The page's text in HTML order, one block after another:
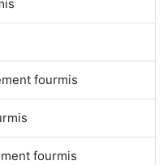
fourmis
fourmis